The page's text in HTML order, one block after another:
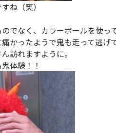
ね（笑）
でなく、カラーボールを使っ
かったようで鬼も走って逃げ
訪れますように。
体験！！